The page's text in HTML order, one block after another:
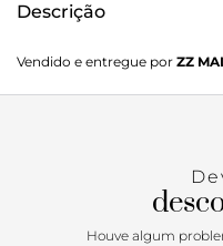
Descrição
quer brilhar com leveza!
delicadas decoradas com
do conforto. Moderna e
Vendido e entregue por ZZ
Houve algum